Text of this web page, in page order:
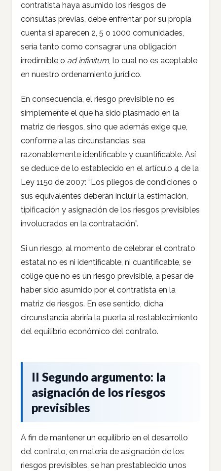
contratista haya asumido los riesgos de
consultas previas, debe enfrentar por su propia
cuenta si aparecen 2, 5 o 1000 comunidades,
sería tanto como consagrar una obligación
irredimible o ad infinitum, lo cual no es aceptable
en nuestro ordenamiento jurídico.
En consecuencia, el riesgo previsible no es
simplemente el que ha sido plasmado en la
matriz de riesgos, sino que además exige que,
conforme a las circunstancias, sea
razonablemente identificable y cuantificable. Así
se deduce de lo establecido en el artículo 4 de la
Ley 1150 de 2007: “Los pliegos de condiciones o
sus equivalentes deberán incluir la estimación,
tipificación y asignación de los riesgos previsibles
involucrados en la contratación”.
Si un riesgo, al momento de celebrar el contrato
estatal no es ni identificable, ni cuantificable, se
colige que no es un riesgo previsible, a pesar de
haber sido asumido por el contratista en la
matriz de riesgos. En ese sentido, dicha
circunstancia abriría la puerta al restablecimiento
del equilibrio económico del contrato.
II Segundo argumento: la
asignación de los riesgos
previsibles
A fin de mantener un equilibrio en el desarrollo
del contrato, en materia de asignación de los
riesgos previsibles, se han prestablecido unos